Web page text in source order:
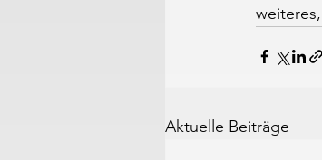
Aktuelle Beiträge